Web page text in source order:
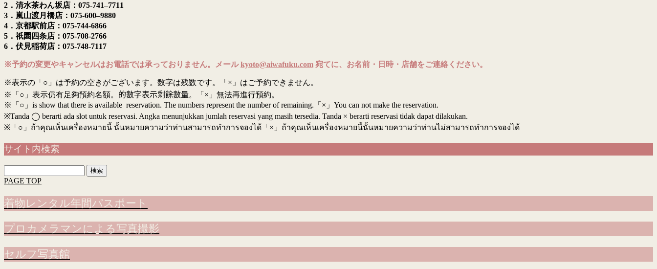
2．清水茶わん坂店：075-741–7711
3．嵐山渡月橋店：075-600–9880
4．京都駅前店：075-744-6866
5．祇園四条店：075-708-2766
6．伏見稲荷店：075-748-7117
※予約の変更やキャンセルはお電話では承っておりません。メールkyoto@aiwafuku.com 宛てに、お名前・日時・店舗をご連絡ください。
※表示の「○」は予約の空きがございます。数字は残数です。「×」はご予約できません。
※「○」表示仍有足夠預約名額。 的數字表示剩餘數量。「×」無法再進行預約。
※「○」is show that there is available reservation. The numbers represent the number of remaining.「×」You can not make the reservation.
※Tanda ◯ berarti ada slot untuk reservasi. Angka menunjukkan jumlah reservasi yang masih tersedia. Tanda × berarti reservasi tidak dapat dilakukan.
※ 「○」ถ้าคุณเห็นเครื่องหมายนี้ นั้นหมายความว่าท่านสามารถทำการจองได้「×」ถ้าคุณเห็นเครื่องหมายนี้นั้นหมายความว่าท่านไม่สามารถทำการจองได้
サイト内検索
索:
PAGE TOP
着物レンタル年間パスポート
プロカメラマンによる写真撮影
セルフ写真館